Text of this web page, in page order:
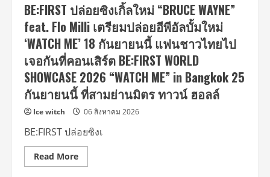
คว้า
บท
เด่น
ซี
รีส์
ดัง
พร้อม
ร่วม
งาน
Gala
Premiere
จาการ์ตา
เตรียม
ลุย
ตลาด
บันเทิง
BE:FIRST ปล่อยซิงเกิ้ลใหม่ “BRUCE WAYNE”
feat. Flo Milli เตรียมปล่อยอีพีอัลบั้มใหม่
‘WATCH ME’ 18 กันยายนนี้ แฟนชาวไทยไป
เจอกันที่คอนเสิร์ต BE:FIRST WORLD
SHOWCASE 2026 “WATCH ME” in Bangkok 25
กันยายนนี้ ที่สามย่านมิตร ทาวน์ ฮอลล์
Ice witch 06 สิงหาคม 2026
BE:FIRST ปล่อยซิงเ
Read MoreRead
more